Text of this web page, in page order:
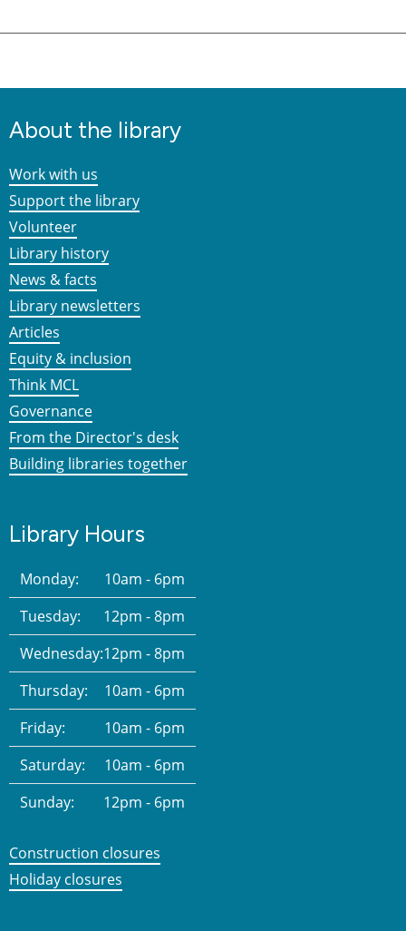
About the library
Work with us
Support the library
Volunteer
Library history
News & facts
Library newsletters
Articles
Equity & inclusion
Think MCL
Governance
From the Director's desk
Building libraries together
Library Hours
Monday:
10am - 6pm
Tuesday:
12pm - 8pm
Wednesday:12pm - 8pm
Thursday:
10am - 6pm
Friday:
10am - 6pm
Saturday:
10am - 6pm
Sunday:
12pm - 6pm
Construction closures
Holiday closures